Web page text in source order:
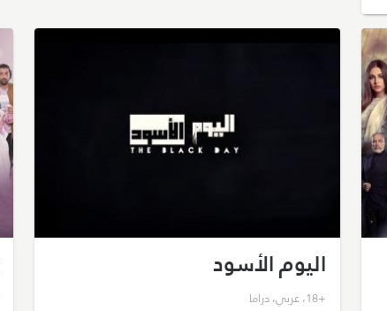
اليوم الأسود
+18 ،عربي،دراما